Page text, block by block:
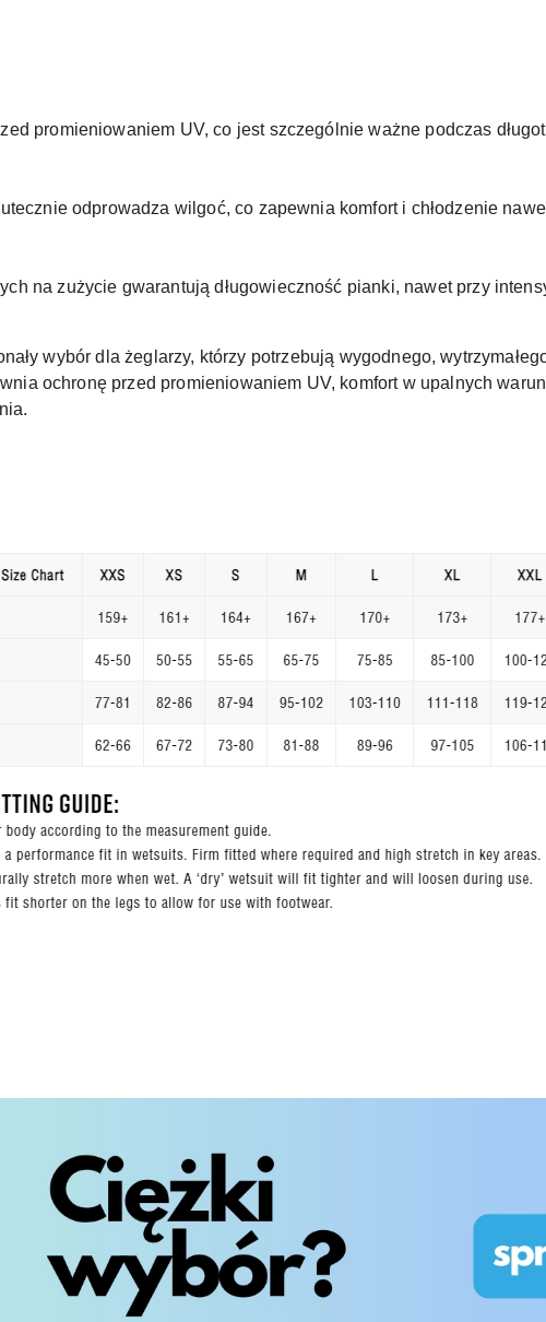
promieniowaniem UV, co jest szczególnie ważne podczas
odprowadza wilgoć, co zapewnia komfort i chłodzenie
na zużycie gwarantują długowieczność pianki, nawet przy
wybór dla żeglarzy, którzy potrzebują wygodnego,
ochronę przed promieniowaniem UV, komfort w upalnych